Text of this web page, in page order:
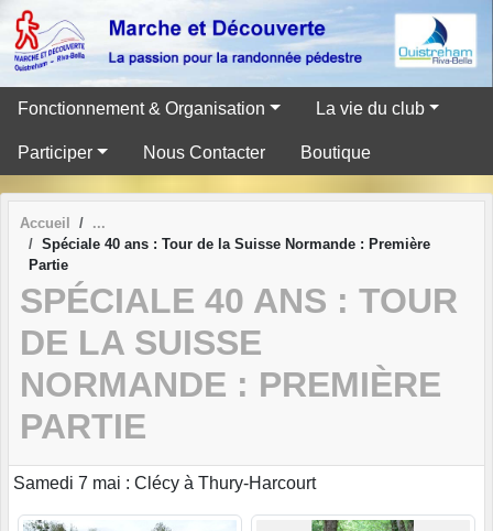
Fonctionnement & Organisation La vie du club
Participer Nous Contacter Boutique
Accueil
Spéciale 40 ans : Tour de la Suisse Normande : Première
Partie
SPÉCIALE 40 ANS : TOUR
DE LA SUISSE
NORMANDE : PREMIÈRE
PARTIE
Samedi 7 mai : Clécy à Thury-Harcourt
Panneau de gestion des cookies